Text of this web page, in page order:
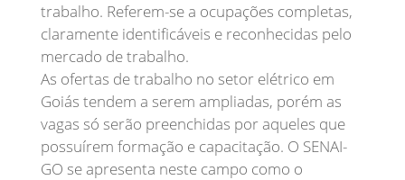
trabalho. Referem-se a ocupações completas,
claramente identificáveis e reconhecidas pelo
mercado de trabalho.
As ofertas de trabalho no setor elétrico em
Goiás tendem a serem ampliadas, porém as
vagas só serão preenchidas por aqueles que
possuírem formação e capacitação. O SENAI-
GO se apresenta neste campo como o